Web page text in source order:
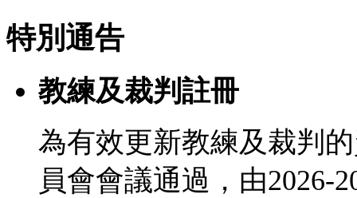
特別通告
教練及裁判註冊
為有效更新教練及裁判
員會會議通過，由2026-